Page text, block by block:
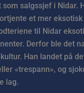
salgssjef i Nidar.
et mer eksotisk
til Nidar
Derfor ble det
Han landet på
«trespann», og
lag.